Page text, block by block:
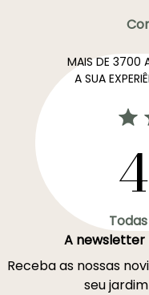
MAIS DE 3700
A SUA
A newsletter
Receba as nossas
seu